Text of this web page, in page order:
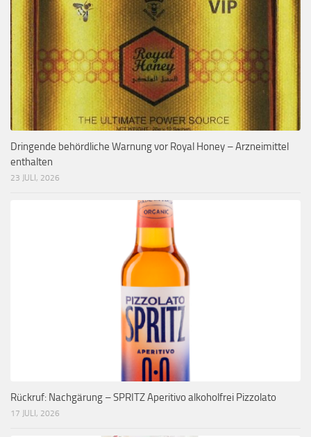
Dringende behördliche Warnung vor Royal Honey – Arzneimittel
enthalten
23 JULI, 2026
Rückruf: Nachgärung – SPRITZ Aperitivo alkoholfrei Pizzolato
17 JULI, 2026